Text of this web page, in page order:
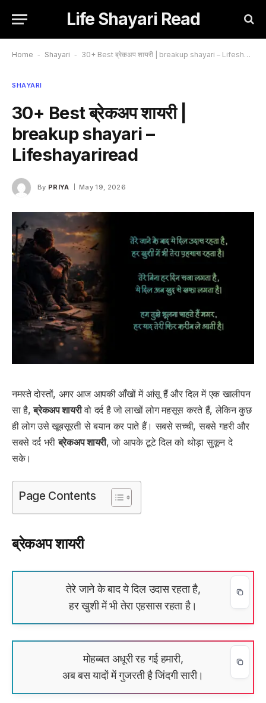
Life Shayari Read
Home - Shayari - 30+ Best ब्रेकअप शायरी | breakup shayari – Lifeshayariread
SHAYARI
30+ Best ब्रेकअप शायरी |
breakup shayari –
Lifeshayariread
By PRIYA May 19, 2026
नमस्ते दोस्तों, अगर आज आपकी आँखों में आंसू हैं और दिल में एक खालीपन
सा है,ब्रेकअप शायरीवो दर्द है जो लाखों लोग महसूस करते हैं, लेकिन कुछ
ही लोग उसे खूबसूरती से बयान कर पाते हैं। सबसे सच्ची, सबसे गहरी और
सबसे दर्द भरीब्रेकअप शायरी, जो आपके टूटे दिल को थोड़ा सुकून दे
सके।
Page Contents
ब्रेकअप शायरी
तेरे जाने के बाद ये दिल उदास रहता है,
हर खुशी में भी तेरा एहसास रहता है।
मोहब्बत अधूरी रह गई हमारी,
अब बस यादों में गुजरती है जिंदगी सारी।